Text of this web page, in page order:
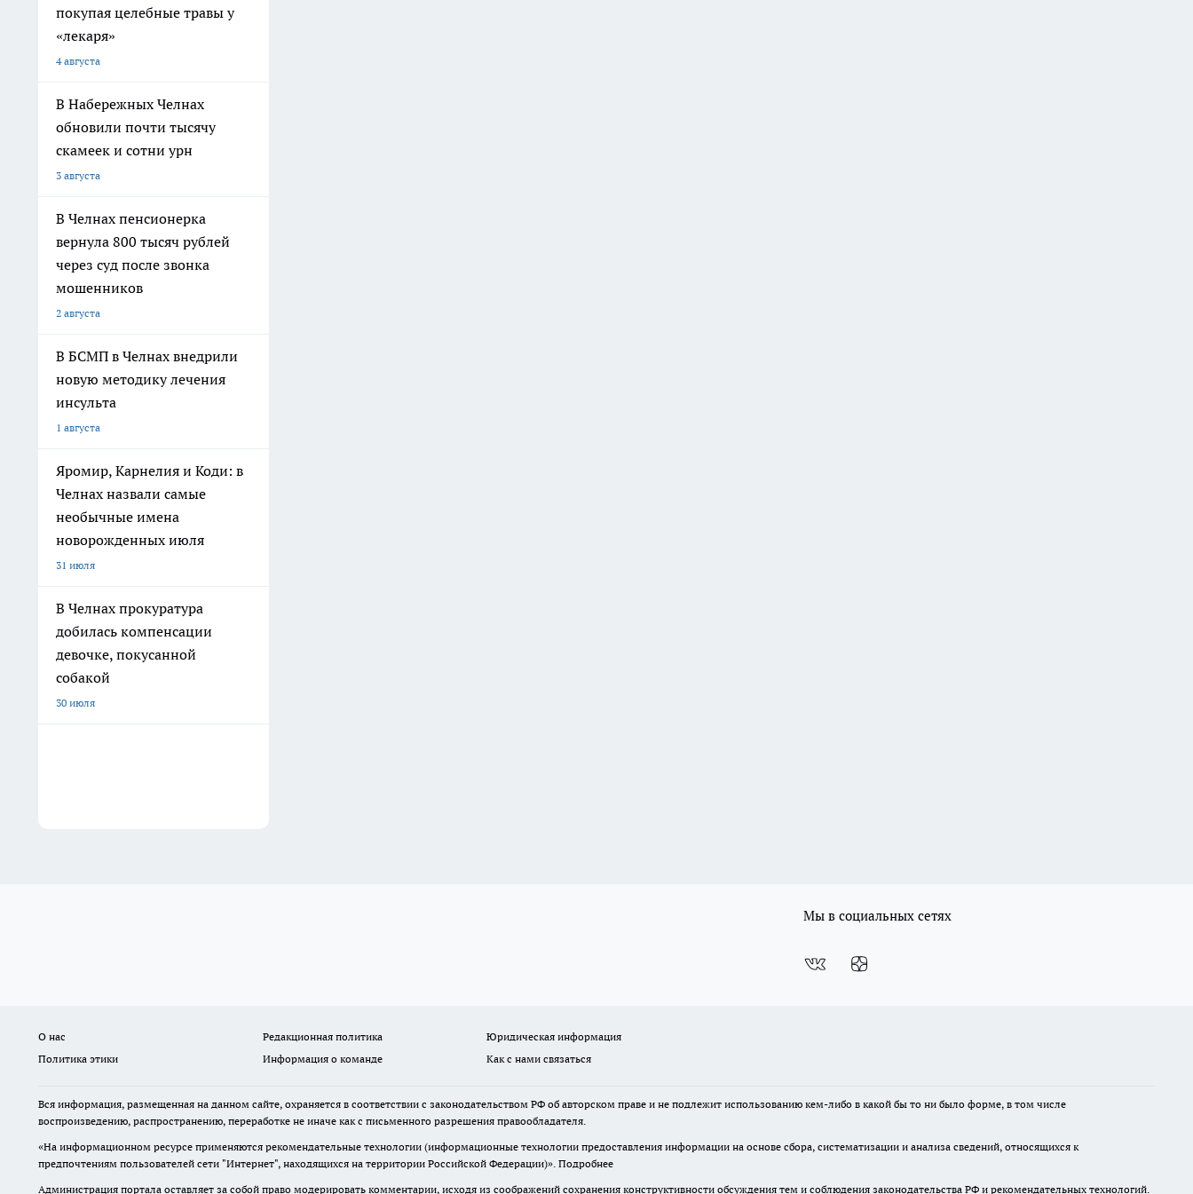
покупая целебные травы у
«лекаря»
4 августа
В Набережных Челнах
обновили почти тысячу
скамеек и сотни урн
3 августа
В Челнах пенсионерка
вернула 800 тысяч рублей
через суд после звонка
мошенников
2 августа
В БСМП в Челнах внедрили
новую методику лечения
инсульта
1 августа
Яромир, Карнелия и Коди: в
Челнах назвали самые
необычные имена
новорожденных июля
31 июля
В Челнах прокуратура
добилась компенсации
девочке, покусанной
собакой
30 июля
Мы в социальных сетях
О нас Редакционная политика
Юридическая информация
Политика этики
Информация о команде Как с нами связаться
Вся информация, размещенная на данном сайте, охраняется в соответствии с законодательством РФ об авторском праве и не подлежит использованию кем-либо в какой бы то ни было форме, в том числе
воспроизведению, распространению, переработке не иначе как с письменного разрешения правообладателя.
«На информационном ресурсе применяются рекомендательные технологии (информационные технологии предоставления информации на основе сбора, систематизации и анализа сведений, относящихся к
предпочтениям пользователей сети "Интернет", находящихся на территории Российской Федерации)». Подробнее
Администрация портала оставляет за собой право модерировать комментарии, исходя из соображений сохранения конструктивности обсуждения тем и соблюдения законодательства РФ и рекомендательных технологий.